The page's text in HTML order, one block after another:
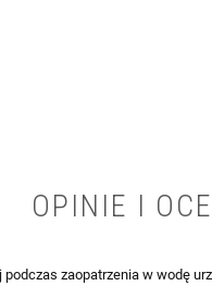
OPINIE I
zaopatrzenia w wodę